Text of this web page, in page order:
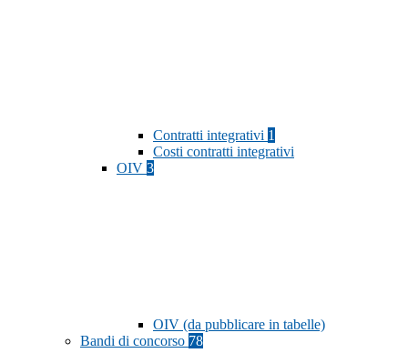
Contratti integrativi 1
Costi contratti integrativi
OIV 3
OIV (da pubblicare in tabelle)
Bandi di concorso 78